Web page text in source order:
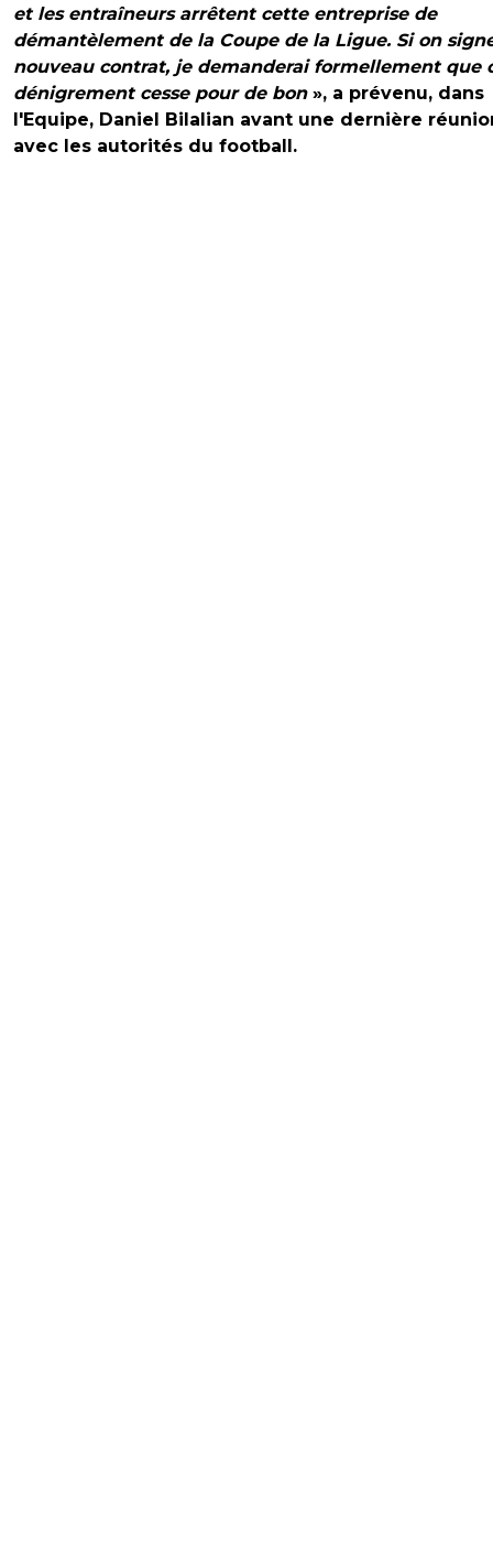
et les entraîneurs arrêtent cette entreprise de
démantèlement de la Coupe de la Ligue. Si on
nouveau contrat, je demanderai formellement que
dénigrement cesse pour de bon», a prévenu, dans
l'Equipe, Daniel Bilalian avant une dernière
avec les autorités du football.